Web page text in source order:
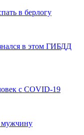
в берлогу
в этом ГИБДД
с COVID-19
мужчину